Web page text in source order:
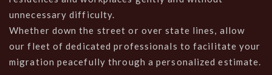
unnecessary difficulty.
Whether down the street or over state lines, allow
our fleet of dedicated professionals to facilitate your
migration peacefully through a personalized estimate.